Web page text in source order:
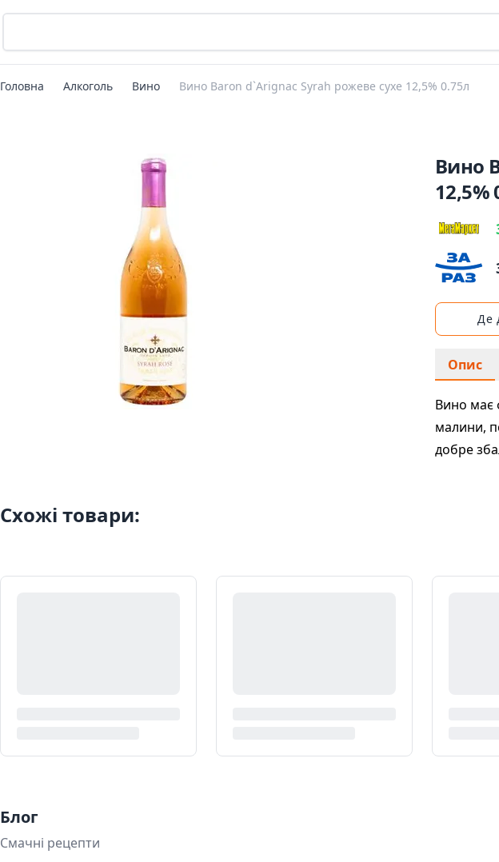
Головна Алкоголь Вино Вино Baron d`Arignac Syrah рожеве сухе 12,5% 0.75л
Вино
12,5%
Де
Опис
Вино має
малини,
добре
Схожі товари:
Блог
Смачні рецепти